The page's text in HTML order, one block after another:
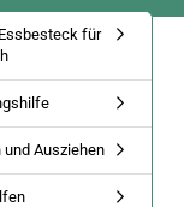
für
Ausziehen